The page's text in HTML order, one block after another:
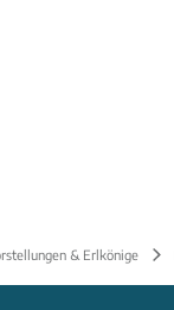
& Erlkönige